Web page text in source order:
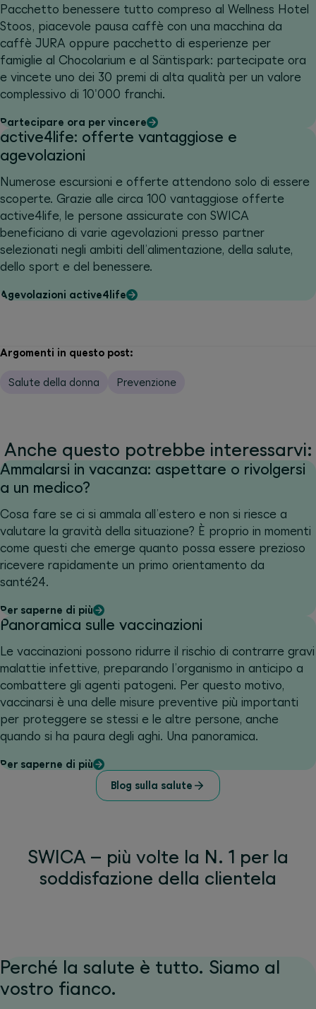
Pacchetto benessere tutto compreso al Wellness Hotel
Stoos, piacevole pausa caffè con una macchina da
caffè JURA oppure pacchetto di esperienze per
famiglie al Chocolarium e al Säntispark: partecipate ora
e vincete uno dei 30 premi di alta qualità per un valore
complessivo di 10'000 franchi.
Partecipare ora per vincere
active4life: offerte vantaggiose e
agevolazioni
Numerose escursioni e offerte attendono solo di essere
scoperte. Grazie alle circa 100 vantaggiose offerte
active4life, le persone assicurate con SWICA
beneficiano di varie agevolazioni presso partner
selezionati negli ambiti dell’alimentazione, della salute,
dello sport e del benessere.
Agevolazioni active4life
Argomenti in questo post:
Salute della donna Prevenzione
Anche questo potrebbe interessarvi:
Ammalarsi in vacanza: aspettare o rivolgersi
a un medico?
Cosa fare se ci si ammala all’estero e non si riesce a
valutare la gravità della situazione? È proprio in momenti
come questi che emerge quanto possa essere prezioso
ricevere rapidamente un primo orientamento da
santé24.
Per saperne di più
Panoramica sulle vaccinazioni
Le vaccinazioni possono ridurre il rischio di contrarre gravi
malattie infettive, preparando l’organismo in anticipo a
combattere gli agenti patogeni. Per questo motivo,
vaccinarsi è una delle misure preventive più importanti
per proteggere se stessi e le altre persone, anche
quando si ha paura degli aghi. Una panoramica.
Per saperne di più
Blog sulla salute
SWICA – più volte la N. 1 per la
soddisfazione della clientela
Perché la salute è tutto. Siamo al
vostro fianco.